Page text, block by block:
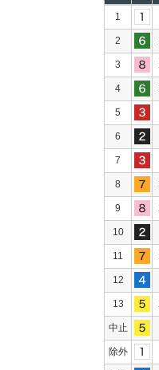
1
2
3
4
5
6
7
8
9
10
11
12
13
中止
除外